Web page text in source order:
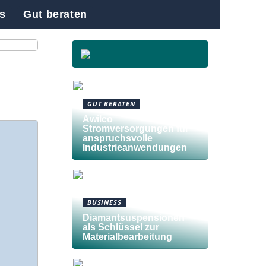
Gut beraten
die
GUT BERATEN
Awilco
Stromversorgungen für
anspruchsvolle
Industrieanwendungen
BUSINESS
Diamantsuspensionen
als Schlüssel zur
Materialbearbeitung